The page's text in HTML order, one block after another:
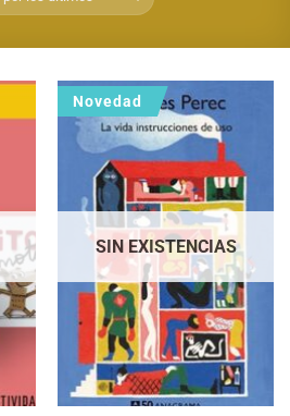
Novedad
SIN EXISTENCIAS